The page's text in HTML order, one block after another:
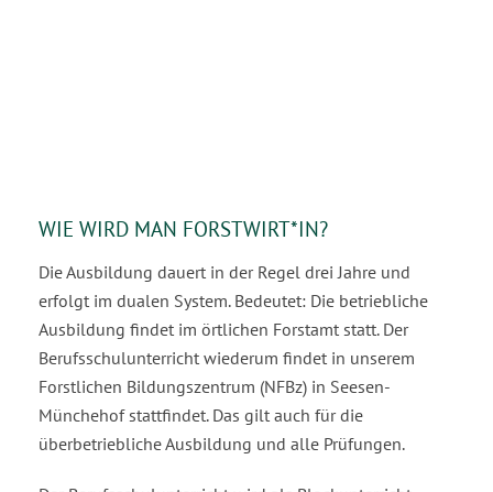
WIE WIRD MAN FORSTWIRT*IN?
Die Ausbildung dauert in der Regel drei Jahre und
erfolgt im dualen System. Bedeutet: Die betriebliche
Ausbildung findet im örtlichen Forstamt statt. Der
Berufsschulunterricht wiederum findet in unserem
Forstlichen Bildungszentrum (NFBz) in Seesen-
Münchehof stattfindet. Das gilt auch für die
überbetriebliche Ausbildung und alle Prüfungen.